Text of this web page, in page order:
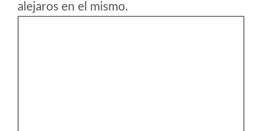
alejaros en el mismo.